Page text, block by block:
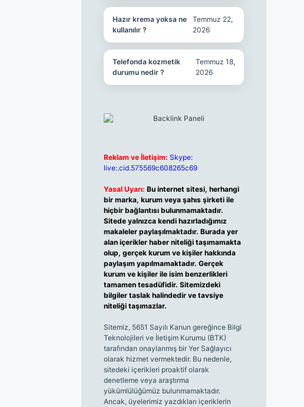
Hazır krema yoksa ne
kullanılır ?
Temmuz 22,
2026
Telefonda kozmetik
durumu nedir ?
Temmuz 18,
2026
Reklam ve İletişim: Skype:
live:.cid.575569c608265c69
Yasal Uyarı: Bu internet sitesi, herhangi
bir marka, kurum veya şahıs şirketi ile
hiçbir bağlantısı bulunmamaktadır.
Sitede yalnızca kendi hazırladığımız
makaleler paylaşılmaktadır. Burada yer
alan içerikler haber niteliği taşımamakta
olup, gerçek kurum ve kişiler hakkında
paylaşım yapılmamaktadır. Gerçek
kurum ve kişiler ile isim benzerlikleri
tamamen tesadüfidir. Sitemizdeki
bilgiler taslak halindedir ve tavsiye
niteliği taşımazlar.
Sitemiz, 5651 Sayılı Kanun gereğince Bilgi
Teknolojileri ve İletişim Kurumu (BTK)
tarafından onaylanmış bir Yer Sağlayıcı
olarak hizmet vermektedir. Bu nedenle,
sitedeki içerikleri proaktif olarak
denetleme veya araştırma
yükümlülüğümüz bulunmamaktadır.
Ancak, üyelerimiz yazdıkları içeriklerin